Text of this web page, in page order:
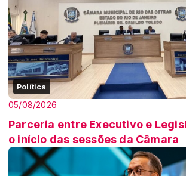
Política
05/08/2026
Parceria entre Executivo e
o início das sessões da Câmara